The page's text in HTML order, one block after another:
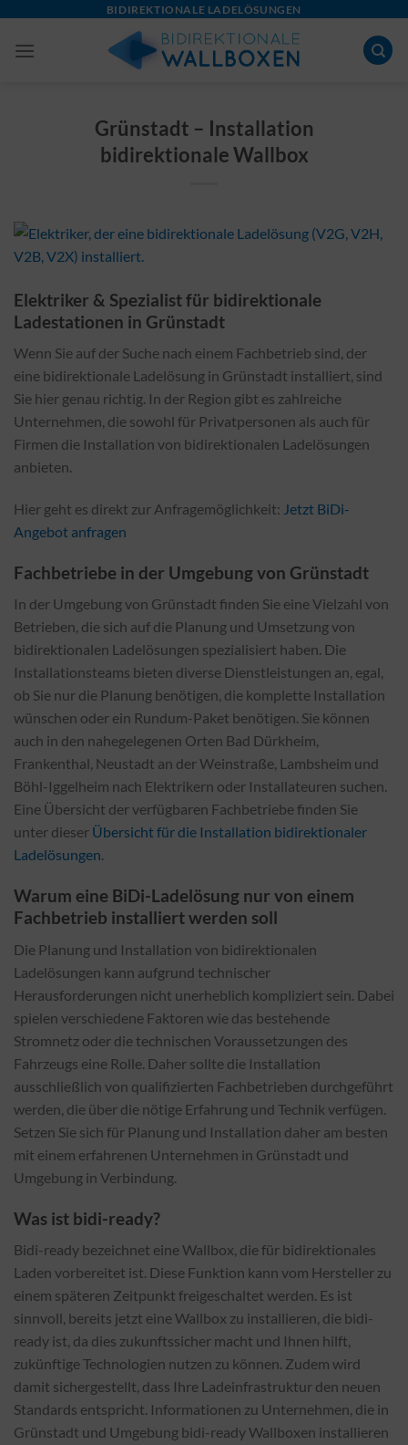
content
BIDIREKTIONALE LADELÖSUNGEN
Grünstadt – Installation
bidirektionale Wallbox
Elektriker & Spezialist für bidirektionale
Ladestationen in Grünstadt
Wenn Sie auf der Suche nach einem Fachbetrieb sind, der
eine bidirektionale Ladelösung in Grünstadt installiert, sind
Sie hier genau richtig. In der Region gibt es zahlreiche
Unternehmen, die sowohl für Privatpersonen als auch für
Firmen die Installation von bidirektionalen Ladelösungen
anbieten.
Hier geht es direkt zur Anfragemöglichkeit: Jetzt BiDi-
Angebot anfragen
Fachbetriebe in der Umgebung von Grünstadt
In der Umgebung von Grünstadt finden Sie eine Vielzahl von
Betrieben, die sich auf die Planung und Umsetzung von
bidirektionalen Ladelösungen spezialisiert haben. Die
Installationsteams bieten diverse Dienstleistungen an, egal,
ob Sie nur die Planung benötigen, die komplette Installation
wünschen oder ein Rundum-Paket benötigen. Sie können
auch in den nahegelegenen Orten Bad Dürkheim,
Frankenthal, Neustadt an der Weinstraße, Lambsheim und
Böhl-Iggelheim nach Elektrikern oder Installateuren suchen.
Eine Übersicht der verfügbaren Fachbetriebe finden Sie
unter dieser Übersicht für die Installation bidirektionaler
Ladelösungen.
Warum eine BiDi-Ladelösung nur von einem
Fachbetrieb installiert werden soll
Die Planung und Installation von bidirektionalen
Ladelösungen kann aufgrund technischer
Herausforderungen nicht unerheblich kompliziert sein. Dabei
spielen verschiedene Faktoren wie das bestehende
Stromnetz oder die technischen Voraussetzungen des
Fahrzeugs eine Rolle. Daher sollte die Installation
ausschließlich von qualifizierten Fachbetrieben durchgeführt
werden, die über die nötige Erfahrung und Technik verfügen.
Setzen Sie sich für Planung und Installation daher am besten
mit einem erfahrenen Unternehmen in Grünstadt und
Umgebung in Verbindung.
Was ist bidi-ready?
Bidi-ready bezeichnet eine Wallbox, die für bidirektionales
Laden vorbereitet ist. Diese Funktion kann vom Hersteller zu
einem späteren Zeitpunkt freigeschaltet werden. Es ist
sinnvoll, bereits jetzt eine Wallbox zu installieren, die bidi-
ready ist, da dies zukunftssicher macht und Ihnen hilft,
zukünftige Technologien nutzen zu können. Zudem wird
damit sichergestellt, dass Ihre Ladeinfrastruktur den neuen
Standards entspricht. Informationen zu Unternehmen, die in
Grünstadt und Umgebung bidi-ready Wallboxen installieren